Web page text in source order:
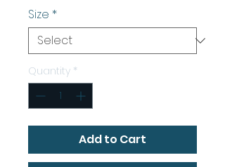
Size *
Quantity *
Add to Cart